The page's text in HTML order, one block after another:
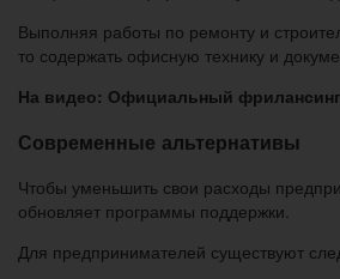
Выполняя работы по ремонту и
то содержать офисную технику и
На видео: Официальный фрилансинг
Современные альтернативы
Чтобы уменьшить свои расходы
обновляет программы поддержки.
Для предпринимателей существуют